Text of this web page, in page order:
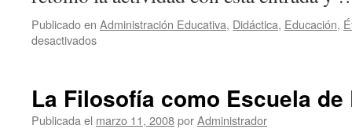
Publicado en Administración Educativa, Didáctica, Educación,
desactivadosen
Competencias
La Filosofía como Escuela
Publicada el marzo 11, 2008porAdministrador